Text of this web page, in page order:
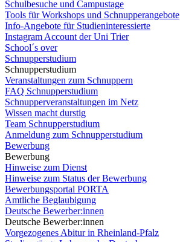
Schulbesuche und Campustage
Tools für Workshops und Schnupperangebote
Info-Angebote für Studieninteressierte
Instagram Account der Uni Trier
School´s over
Schnupperstudium
Schnupperstudium
Veranstaltungen zum Schnuppern
FAQ Schnupperstudium
Schnupperveranstaltungen im Netz
Wissen macht durstig
Team Schnupperstudium
Anmeldung zum Schnupperstudium
Bewerbung
Bewerbung
Hinweise zum Dienst
Hinweise zum Status der Bewerbung
Bewerbungsportal PORTA
Amtliche Beglaubigung
Deutsche Bewerber:innen
Deutsche Bewerber:innen
Vorgezogenes Abitur in Rheinland-Pfalz